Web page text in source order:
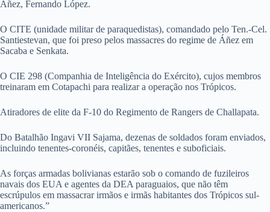
Áñez, Fernando López.
O CITE (unidade militar de paraquedistas), comandado pelo Ten.-Cel.
Santiestevan, que foi preso pelos massacres do regime de Áñez em
Sacaba e Senkata.
O CIE 298 (Companhia de Inteligência do Exército), cujos membros
treinaram em Cotapachi para realizar a operação nos Trópicos.
Atiradores de elite da F-10 do Regimento de Rangers de Challapata.
Do Batalhão Ingavi VII Sajama, dezenas de soldados foram enviados,
incluindo tenentes-coronéis, capitães, tenentes e suboficiais.
As forças armadas bolivianas estarão sob o comando de fuzileiros
navais dos EUA e agentes da DEA paraguaios, que não têm
escrúpulos em massacrar irmãos e irmãs habitantes dos Trópicos sul-
americanos.”